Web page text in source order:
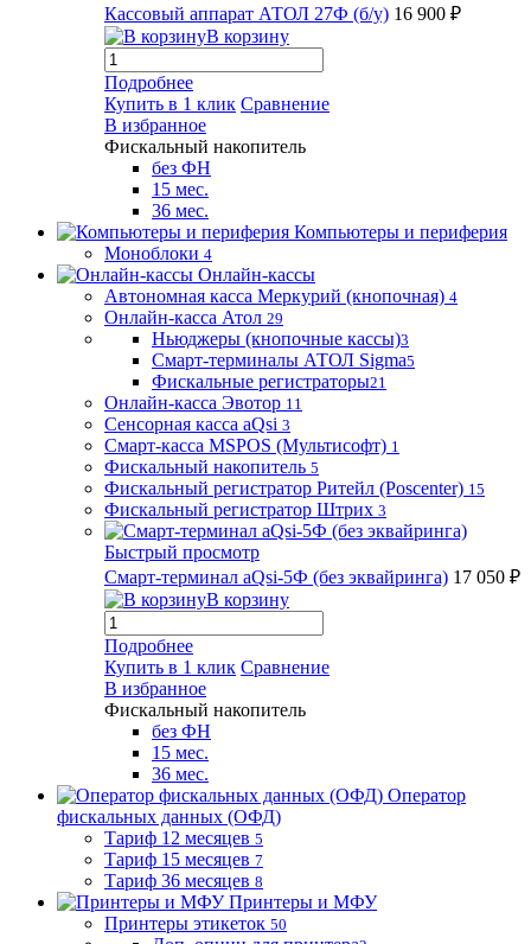
Кассовый аппарат АТОЛ 27Ф (б/у) 16 900 ₽
В корзину
Подробнее
Купить в 1 клик Сравнение
В избранное
Фискальный накопитель
без ФН
15 мес.
36 мес.
Компьютеры и периферия
Моноблоки 4
Онлайн-кассы
Автономная касса Меркурий (кнопочная) 4
Онлайн-касса Атол 29
Ньюджеры (кнопочные кассы)3
Смарт-терминалы АТОЛ Sigma5
Фискальные регистраторы21
Онлайн-касса Эвотор 11
Сенсорная касса aQsi 3
Смарт-касса MSPOS (Мультисофт) 1
Фискальный накопитель 5
Фискальный регистратор Ритейл (Poscenter) 15
Фискальный регистратор Штрих 3
Быстрый просмотр
Смарт-терминал aQsi-5Ф (без эквайринга) 17 050 ₽
В корзину
Подробнее
Купить в 1 клик Сравнение
В избранное
Фискальный накопитель
без ФН
15 мес.
36 мес.
Оператор
фискальных данных (ОФД)
Тариф 12 месяцев 5
Тариф 15 месяцев 7
Тариф 36 месяцев 8
Принтеры и МФУ
Принтеры этикеток 50